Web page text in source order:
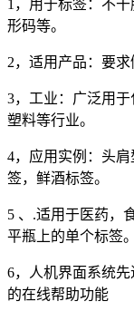
1，用于标签：不
形码等。
2，适用产品：要
3，工业：广泛用于
塑料等行业。
4，应用实例：头
签，鲜酒标签。
5 、.适用于医药，
平瓶上的单个标签。
6，人机界面系统
的在线帮助功能